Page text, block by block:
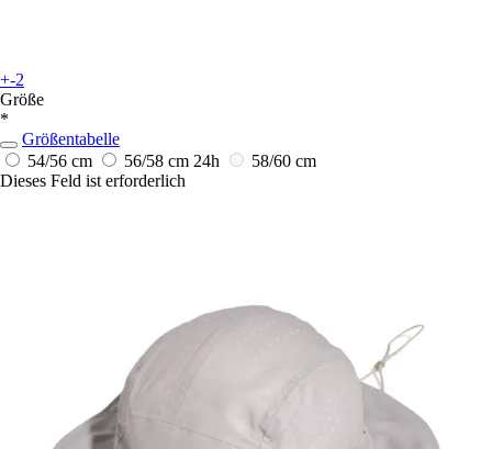
+-2
Größe
*
Größentabelle
54/56 cm
56/58 cm 24h
58/60 cm
Dieses Feld ist erforderlich